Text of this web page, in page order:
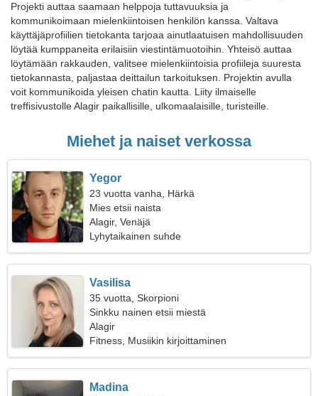
Projekti auttaa saamaan helppoja tuttavuuksia ja
kommunikoimaan mielenkiintoisen henkilön kanssa. Valtava
käyttäjäprofiilien tietokanta tarjoaa ainutlaatuisen mahdollisuuden
löytää kumppaneita erilaisiin viestintämuotoihin. Yhteisö auttaa
löytämään rakkauden, valitsee mielenkiintoisia profiileja suuresta
tietokannasta, paljastaa deittailun tarkoituksen. Projektin avulla
voit kommunikoida yleisen chatin kautta. Liity ilmaiselle
treffisivustolle Alagir paikallisille, ulkomaalaisille, turisteille.
Miehet ja naiset verkossa
Yegor
23 vuotta vanha, Härkä
Mies etsii naista
Alagir, Venäjä
Lyhytaikainen suhde
Vasilisa
35 vuotta, Skorpioni
Sinkku nainen etsii miestä
Alagir
Fitness, Musiikin kirjoittaminen
Madina